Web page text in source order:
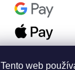
Tento web